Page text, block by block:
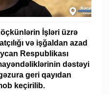
İşləri üzrə
və işğaldan azad
Respublikası
dəstəyi
geri qayıdan
keçirilib.